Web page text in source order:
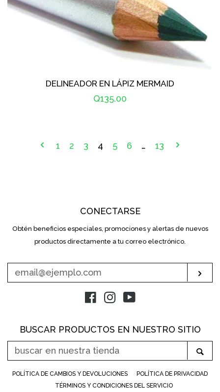
DELINEADOR EN LÁPIZ MERMAID
Precio
Q135.00
1 2 3 4 5 6 … 13
CONECTARSE
INTRODUZCA
SU
MAIL
Obtén beneficios especiales, promociones y alertas de nuevos
productos directamente a tu correo electrónico.
FacebookInstagram
BUSCAR PRODUCTOS EN NUESTRO SITIO
BUSCAR
EN
NUESTRA
TIENDA
POLÍTICA DE CAMBIOS Y DEVOLUCIONES
POLÍTICA DE PRIVACIDAD
TÉRMINOS Y CONDICIONES DEL SERVICIO